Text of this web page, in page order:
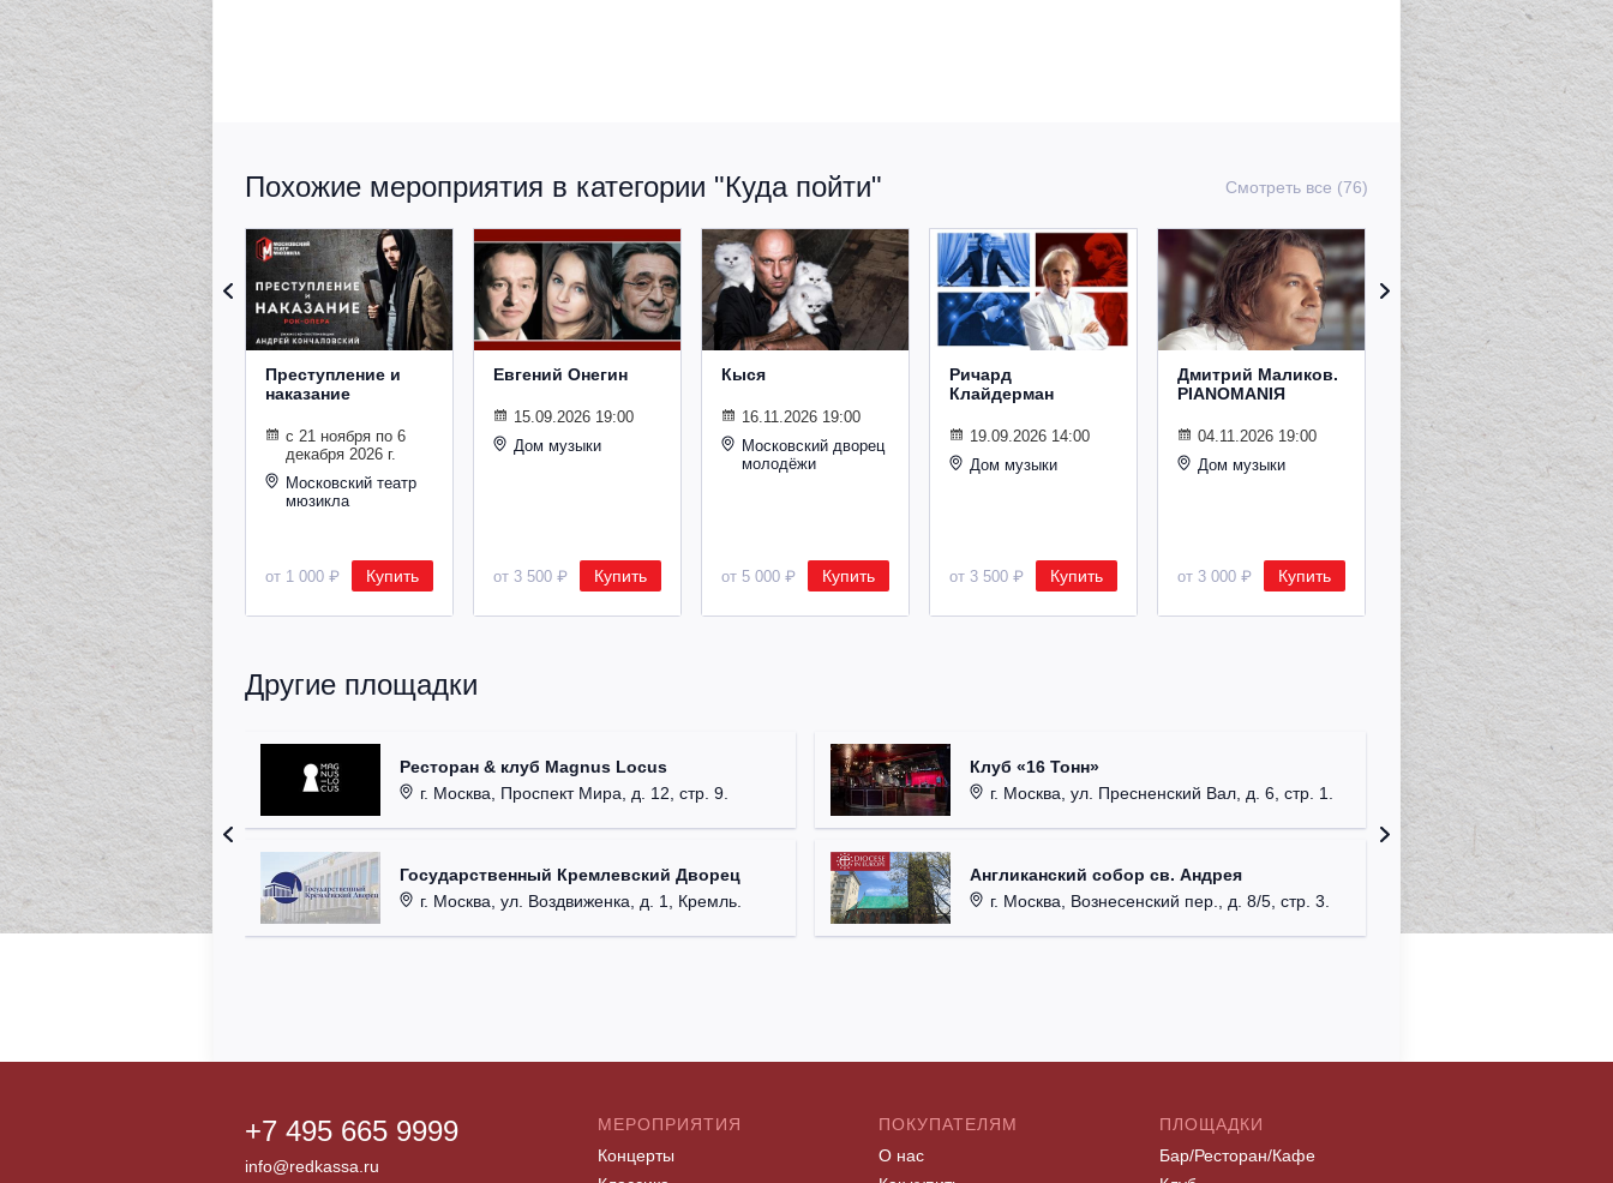
Похожие мероприятия в категории "Куда пойти" Смотреть все (76)
Преступление и
наказание
с 21 ноября по 6
декабря 2026 г.
Московский театр
мюзикла
от 1 000 ₽ Купить
Евгений Онегин
15.09.2026 19:00
Дом музыки
от 3 500 ₽ Купить
Кыся
16.11.2026 19:00
Московский дворец
молодёжи
от 5 000 ₽ Купить
Ричард
Клайдерман
19.09.2026 14:00
Дом музыки
от 3 500 ₽ Купить
Дмитрий Маликов.
PIANOMANIЯ
04.11.2026 19:00
Дом музыки
от 3 000 ₽ Купить
Рождественский
концерт
Владимира
Спивакова
24.12.2026 19:00
Дом музыки
от 8 500 ₽ Купить
Другие площадки
Ресторан & клуб Magnus Locus
г. Москва, Проспект Мира, д. 12, стр. 9.
Государственный Кремлевский Дворец
г. Москва, ул. Воздвиженка, д. 1, Кремль.
Клуб «16 Тонн»
г. Москва, ул. Пресненский Вал, д. 6, стр. 1.
Англиканский собор св. Андрея
г. Москва, Вознесенский пер., д. 8/5, стр. 3.
Римско-
г.
Храм
г.
+7 495 665 9999
info@redkassa.ru
МЕРОПРИЯТИЯ
Концерты
ПОКУПАТЕЛЯМ
О нас
ПЛОЩАДКИ
Бар/Ресторан/Кафе